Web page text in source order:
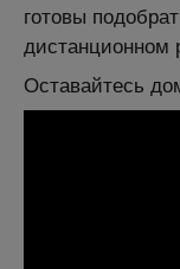
готовы
Оставайтесь